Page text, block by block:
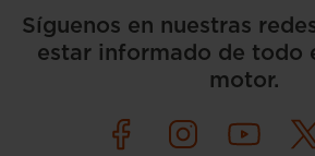
Síguenos en nuestras
estar informado de todo
motor.